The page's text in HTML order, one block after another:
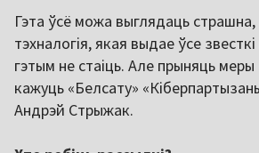
Гэта ўсё можа выглядаць
тэхналогія, якая выдае ўсе
гэтым не стаіць. Але прыняць меры
кажуць «Белсату»
Андрэй Стрыжак.